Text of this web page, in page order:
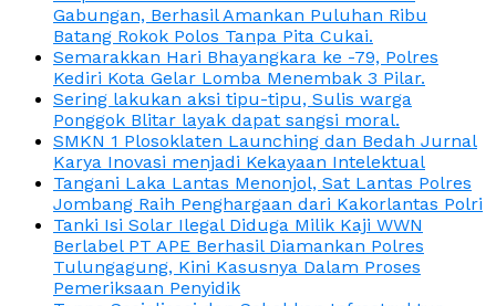
Gabungan, Berhasil Amankan Puluhan Ribu
Batang Rokok Polos Tanpa Pita Cukai.
Semarakkan Hari Bhayangkara ke -79, Polres
Kediri Kota Gelar Lomba Menembak 3 Pilar.
Sering lakukan aksi tipu-tipu, Sulis warga
Ponggok Blitar layak dapat sangsi moral.
SMKN 1 Plosoklaten Launching dan Bedah Jurnal
Karya Inovasi menjadi Kekayaan Intelektual
Tangani Laka Lantas Menonjol, Sat Lantas Polres
Jombang Raih Penghargaan dari Kakorlantas Polri
Tanki Isi Solar Ilegal Diduga Milik Kaji WWN
Berlabel PT APE Berhasil Diamankan Polres
Tulungagung, Kini Kasusnya Dalam Proses
Pemeriksaan Penyidik